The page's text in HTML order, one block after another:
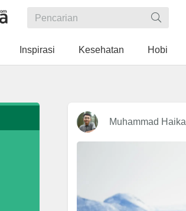
Inspirasi Kesehatan Hobi
Muhammad Haikal